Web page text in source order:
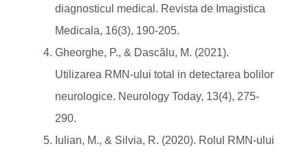
diagnosticul medical. Revista de Imagistica
Medicala, 16(3), 190-205.
Gheorghe, P., & Dascălu, M. (2021).
Utilizarea RMN-ului total in detectarea bolilor
neurologice. Neurology Today, 13(4), 275-
290.
Iulian, M., & Silvia, R. (2020). Rolul RMN-ului